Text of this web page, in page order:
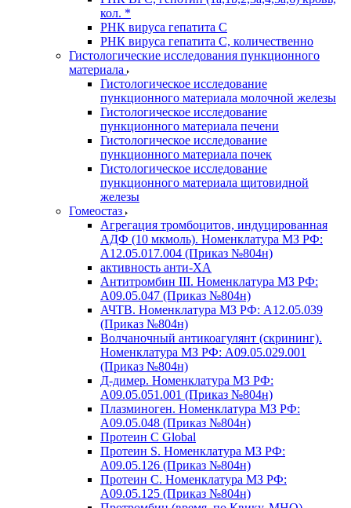
кол. *
РНК вируса гепатита C
РНК вируса гепатита C, количественно
Гистологические исследования пункционного
материала
Гистологическое исследование
пункционного материала молочной железы
Гистологическое исследование
пункционного материала печени
Гистологическое исследование
пункционного материала почек
Гистологическое исследование
пункционного материала щитовидной
железы
Гомеостаз
Агрегация тромбоцитов, индуцированная
АДФ (10 мкмоль). Номенклатура МЗ РФ:
A12.05.017.004 (Приказ №804н)
активность анти-ХА
Антитромбин III. Номенклатура МЗ РФ:
A09.05.047 (Приказ №804н)
АЧТВ. Номенклатура МЗ РФ: A12.05.039
(Приказ №804н)
Волчаночный антикоагулянт (скрининг).
Номенклатура МЗ РФ: A09.05.029.001
(Приказ №804н)
Д-димер. Номенклатура МЗ РФ:
A09.05.051.001 (Приказ №804н)
Плазминоген. Номенклатура МЗ РФ:
A09.05.048 (Приказ №804н)
Протеин C Global
Протеин S. Номенклатура МЗ РФ:
A09.05.126 (Приказ №804н)
Протеин С. Номенклатура МЗ РФ:
A09.05.125 (Приказ №804н)